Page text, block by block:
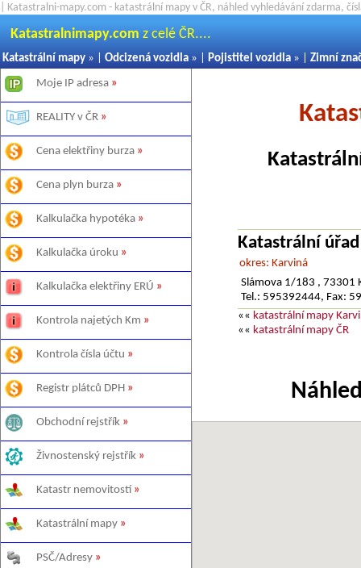
| Katastralni-mapy.com - katastrální mapy v ČR, náhled vyhledávání zdarma,
Katastralnimapy.com z celé ČR....
Katastrální mapy » | Odcizená vozidla » | Pojistitel vozidla » | Zimní
Moje IP adresa »
REALITY v ČR »
Cena elektřiny burza »
Cena plyn burza »
Kalkulačka hypotéka »
Kalkulačka úroku »
Kalkulačka elektřiny ERÚ »
Kontrola najetých Km »
Kontrola čísla účtu »
Registr plátců DPH »
Obchodní rejstřík »
Živnostenský rejstřík »
Katastr nemovitostí »
Katastrální mapy »
PSČ/Adresy »
Katastrální
okres: Karviná
Slámova 1/183 , 73301
Tel.: 595392444, Fax:
«« katastrální mapy
«« katastrální mapy ČR